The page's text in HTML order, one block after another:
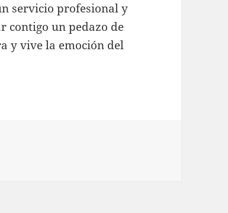
servicio profesional y
contigo un pedazo de
y vive la emoción del